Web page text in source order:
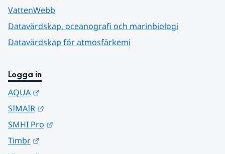
VattenWebb
Datavärdskap, oceanografi och marinbiologi
Datavärdskap för atmosfärkemi
Logga in
AQUA
SIMAIR
SMHI Pro
Timbr